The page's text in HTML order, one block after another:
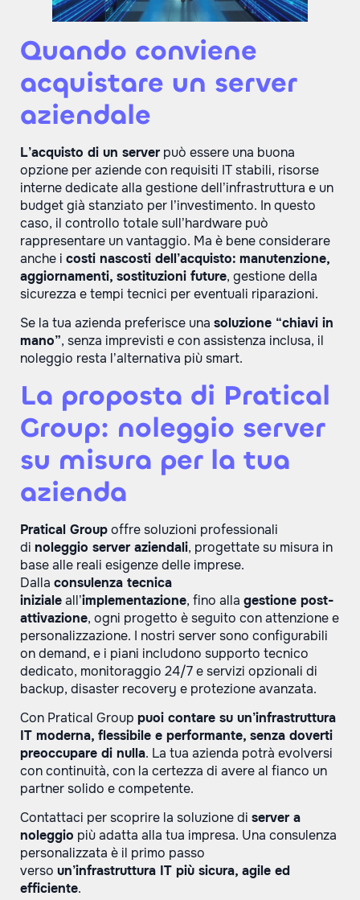
Quando conviene
acquistare un server
aziendale
L’acquisto di un serverpuò essere una buona
opzione per aziende con requisiti IT stabili, risorse
interne dedicate alla gestione dell’infrastruttura e un
budget già stanziato per l’investimento. In questo
caso, il controllo totale sull’hardware può
rappresentare un vantaggio. Ma è bene considerare
anche i costi nascosti dell’acquisto: manutenzione,
aggiornamenti, sostituzioni future, gestione della
sicurezza e tempi tecnici per eventuali riparazioni.
Se la tua azienda preferisce una soluzione “chiavi in
mano”, senza imprevisti e con assistenza inclusa, il
noleggio resta l’alternativa più smart.
La proposta di Pratical
Group: noleggio server
su misura per la tua
azienda
Pratical Groupoffre soluzioni professionali
di noleggio server aziendali, progettate su misura in
base alle reali esigenze delle imprese.
Dalla consulenza tecnica
inizialeall’implementazione, fino alla gestione post-
attivazione, ogni progetto è seguito con attenzione e
personalizzazione. I nostri server sono configurabili
on demand, e i piani includono supporto tecnico
dedicato, monitoraggio 24/7 e servizi opzionali di
backup, disaster recovery e protezione avanzata.
Con Pratical Group puoi contare su un’infrastruttura
IT moderna, flessibile e performante, senza doverti
preoccupare di nulla. La tua azienda potrà evolversi
con continuità, con la certezza di avere al fianco un
partner solido e competente.
Contattaci per scoprire la soluzione di server a
noleggio più adatta alla tua impresa. Una consulenza
personalizzata è il primo passo
verso un’infrastruttura IT più sicura, agile ed
efficiente.